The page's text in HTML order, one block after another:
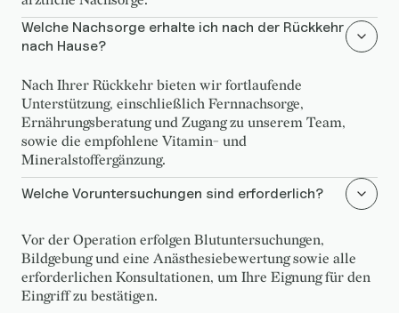
Welche Nachsorge erhalte ich nach der Rückkehr
nach Hause?
Nach Ihrer Rückkehr bieten wir fortlaufende
Unterstützung, einschließlich Fernnachsorge,
Ernährungsberatung und Zugang zu unserem Team,
sowie die empfohlene Vitamin- und
Mineralstoffergänzung.
Welche Voruntersuchungen sind erforderlich?
Vor der Operation erfolgen Blutuntersuchungen,
Bildgebung und eine Anästhesiebewertung sowie alle
erforderlichen Konsultationen, um Ihre Eignung für den
Eingriff zu bestätigen.